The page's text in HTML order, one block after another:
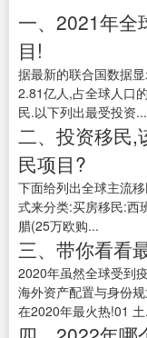
一、2021年全
目!
据最新的联合国数据
2.81亿人,占全球人口
民.以下列出最受投资...
二、投资移民,
民项目?
下面给列出全球主流
式来分类:买房移民:西
腊(25万欧购...
三、带你看看
2020年虽然全球受到
海外资产配置与身份
在2020年最火热!01